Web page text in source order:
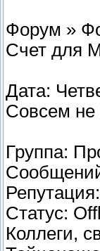
Форум »
Счет для
Дата:
Совсем не
Группа:
Статус:
Коллеги,